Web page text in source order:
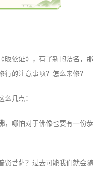
皈依证》，有了新的法名，那
行的注意事项？怎么来修？
么几点：
，哪怕对于佛像也要有一份恭
贤菩萨？过去可能我们就会随